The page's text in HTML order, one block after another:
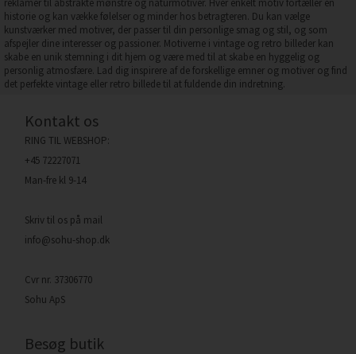
reklamer til abstrakte mønstre og naturmotiver. Hver enkelt motiv fortæller en
historie og kan vække følelser og minder hos betragteren. Du kan vælge
kunstværker med motiver, der passer til din personlige smag og stil, og som
afspejler dine interesser og passioner. Motiverne i vintage og retro billeder kan
skabe en unik stemning i dit hjem og være med til at skabe en hyggelig og
personlig atmosfære. Lad dig inspirere af de forskellige emner og motiver og find
det perfekte vintage eller retro billede til at fuldende din indretning.
Kontakt os
RING TIL WEBSHOP:
+45 72227071
Man-fre kl 9-14
Skriv til os på mail
info@sohu-shop.dk
Cvr nr. 37306770
Sohu ApS
Besøg butik